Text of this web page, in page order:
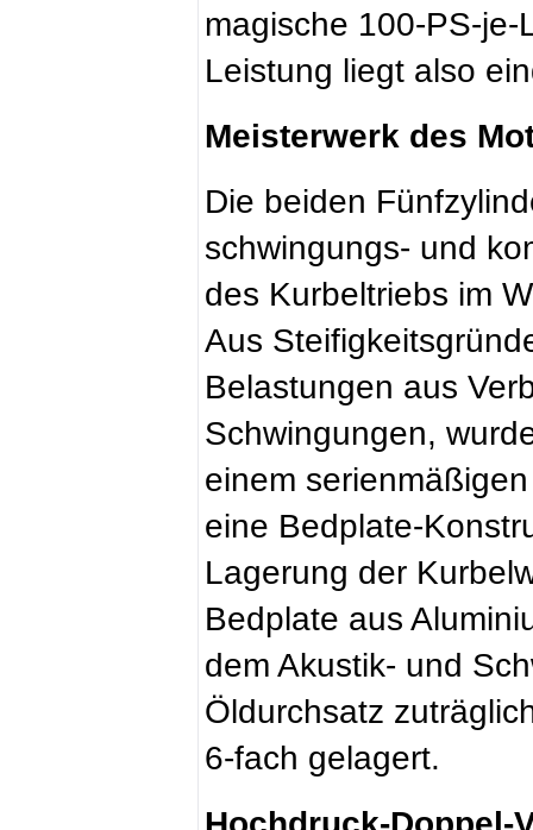
magische 100-PS-
Leistung liegt also
Meisterwerk des
Die beiden
schwingungs- und
des Kurbeltriebs im
Aus
Belastungen aus
Schwingungen,
einem
eine Bedplate-
Lagerung der
Bedplate aus
dem Akustik- und
Öldurchsatz
6-fach gelagert.